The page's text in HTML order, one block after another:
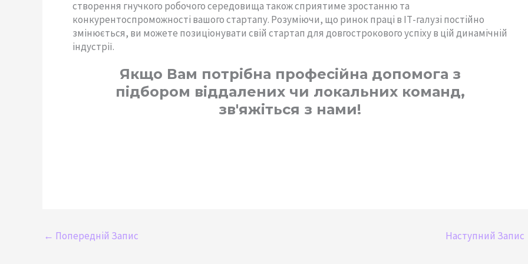
створення гнучкого робочого середовища також сприятиме зростанню та
конкурентоспроможності вашого стартапу. Розуміючи, що ринок праці в ІТ-галузі постійно
змінюється, ви можете позиціонувати свій стартап для довгострокового успіху в цій динамічній
індустрії.
Якщо Вам потрібна професійна допомога з
підбором віддалених чи локальних команд,
зв'яжіться з нами!
← Попередній Запис Наступний Запис